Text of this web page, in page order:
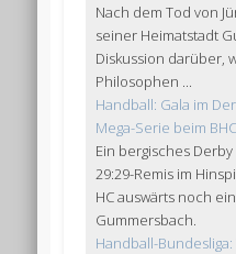
Nach dem Tod von
seiner Heimatstadt
Diskussion darüber,
Philosophen ...
Handball: Gala im
Mega-Serie beim
Ein bergisches
29:29-Remis im
HC auswärts noch
Gummersbach.
Handball-